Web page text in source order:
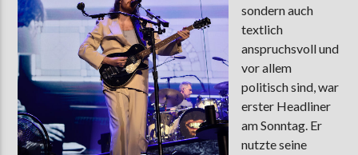
sondern auch
textlich
anspruchsvoll und
vor allem
politisch sind, war
erster Headliner
am Sonntag. Er
nutzte seine